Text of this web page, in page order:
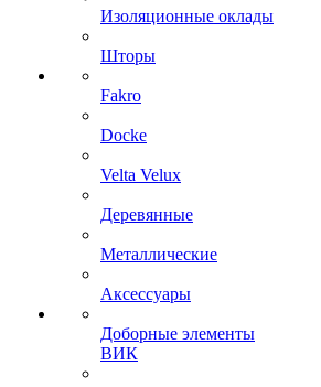
Изоляционные оклады
Шторы
Fakro
Docke
Velta Velux
Деревянные
Металлические
Аксессуары
Доборные элементы
ВИК